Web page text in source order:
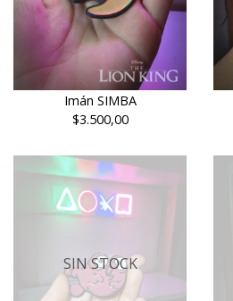
Imán SIMBA
$3.500,00
SIN STOCK